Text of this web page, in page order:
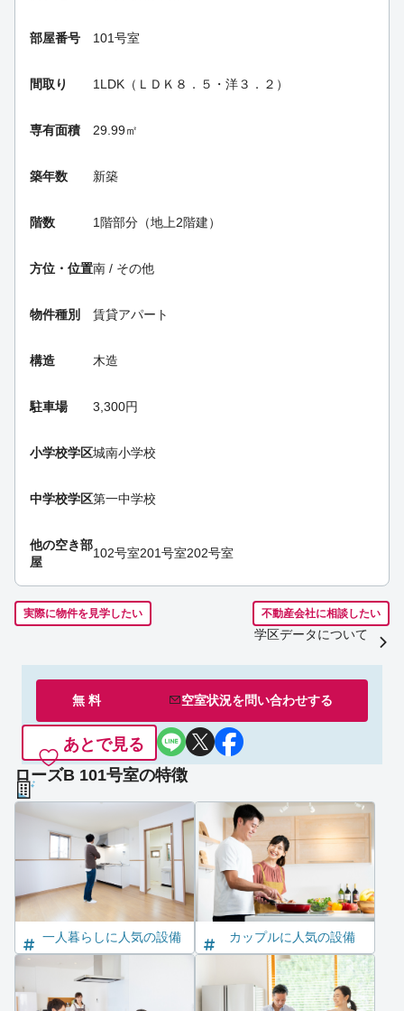
部屋番号 101号室
間取り 1LDK（ＬＤＫ８．５・洋３．２）
専有面積 29.99㎡
築年数 新築
階数 1階部分（地上2階建）
方位・位置南 / その他
物件種別 賃貸アパート
構造 木造
駐車場 3,300円
小学校学区城南小学校
中学校学区第一中学校
他の空き部
屋
102号室201号室202号室
実際に物件を見学したい 不動産会社に相談したい
学区データについて
無 料 空室状況を問い合わせする
あとで見る
ローズB 101号室の特徴
一人暮らしに人気の設備 カップルに人気の設備